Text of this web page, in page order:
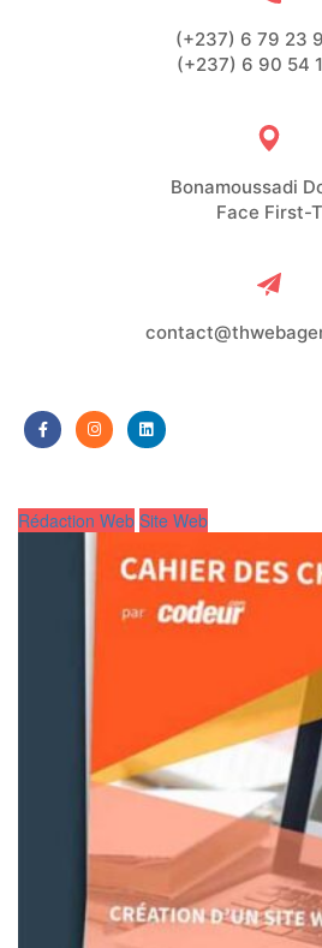
(+237) 6 79 23
(+237) 6 90 54
Bonamoussadi
Face First-T
Rédaction Web Site Web